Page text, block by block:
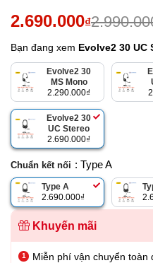
Giá
gốc
là:
2.990.000₫.
2.690.000₫
Giá
hiện
tại
là:
2.690.000₫.
Bạn đang xem Evolve2 30 UC
Evolve2 30
MS Mono
2.290.000₫
Evolve2 30
UC Stereo
2.690.000₫
Chuẩn kết nối : Type A
Type A
2.690.000₫
Khuyến mãi
Miễn phí vận chuyển toàn